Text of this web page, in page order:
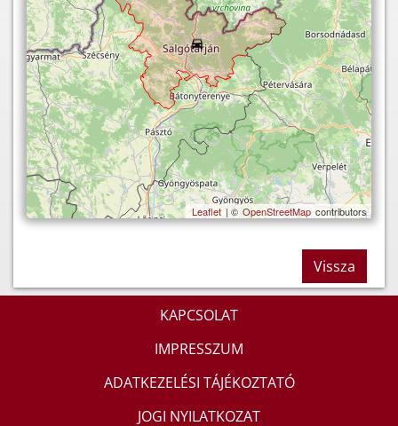
Leaflet| © OpenStreetMapcontributors
Vissza
KAPCSOLAT
IMPRESSZUM
ADATKEZELÉSI TÁJÉKOZTATÓ
JOGI NYILATKOZAT